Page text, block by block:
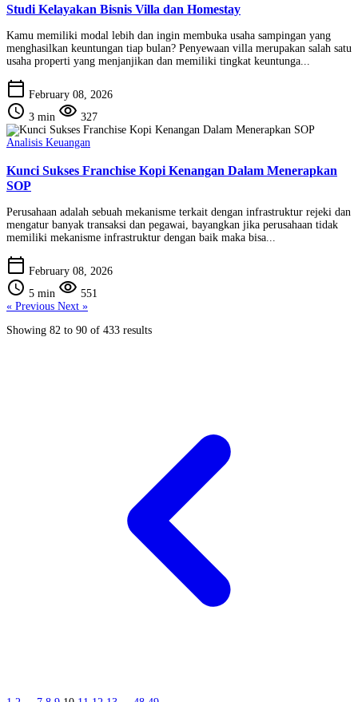
Studi Kelayakan Bisnis Villa dan Homestay
Kamu memiliki modal lebih dan ingin membuka usaha sampingan yang
menghasilkan keuntungan tiap bulan? Penyewaan villa merupakan salah satu
usaha properti yang menjanjikan dan memiliki tingkat keuntunga...
calendar_today February 08, 2026
schedule 3 min visibility 327
Analisis Keuangan
Kunci Sukses Franchise Kopi Kenangan Dalam Menerapkan
SOP
Perusahaan adalah sebuah mekanisme terkait dengan infrastruktur rejeki dan
mengatur banyak transaksi dan pegawai, bayangkan jika perusahaan tidak
memiliki mekanisme infrastruktur dengan baik maka bisa...
calendar_today February 08, 2026
schedule 5 min visibility 551
« Previous Next »
Showing 82 to 90 of 433 results